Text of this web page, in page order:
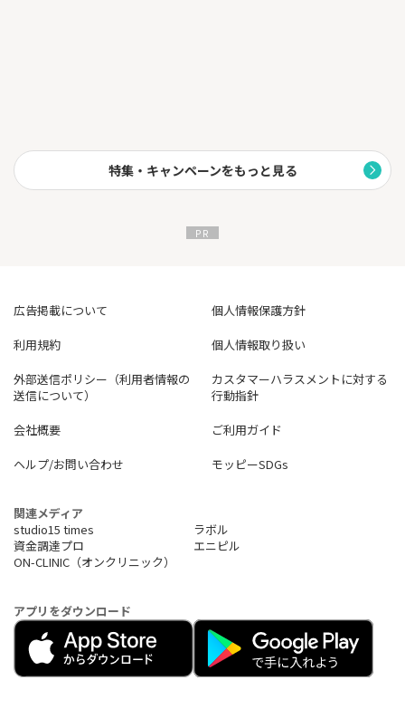
特集・キャンペーンをもっと見る
広告掲載について
個人情報保護方針
利用規約
個人情報取り扱い
外部送信ポリシー（利用者情報の
送信について）
カスタマーハラスメントに対する
行動指針
会社概要
ご利用ガイド
ヘルプ/お問い合わせ
モッピーSDGs
関連メディア
studio15 times
ラボル
資金調達プロ
エニピル
ON-CLINIC（オンクリニック）
アプリをダウンロード